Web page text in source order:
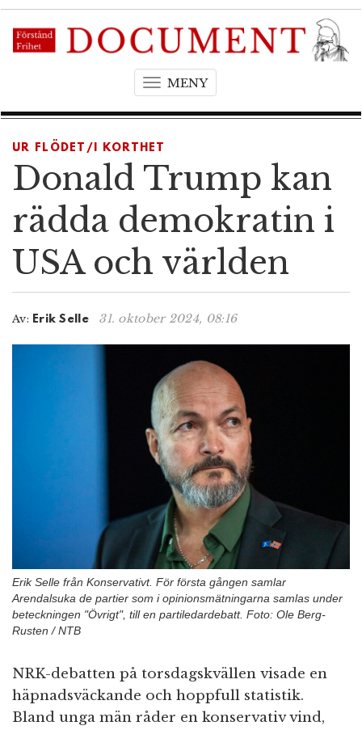
MENYT
g
e
a
i
g
t
n
UR FLÖDET/I KORTHET
Donald Trump kan
rädda demokratin i
USA och världen
Av: Erik Selle 31. oktober 2024, 08:16
Erik Selle från Konservativt. För första gången samlar
Arendalsuka de partier som i opinionsmätningarna samlas under
beteckningen "Övrigt", till en partiledardebatt. Foto: Ole Berg-
Rusten / NTB
NRK-debatten på torsdagskvällen visade en
häpnadsväckande och hoppfull statistik.
Bland unga män råder en konservativ vind,